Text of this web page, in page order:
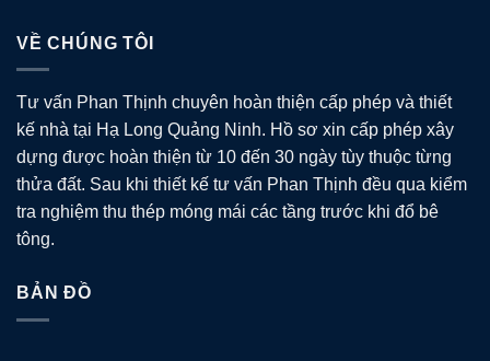
VỀ CHÚNG TÔI
Tư vấn Phan Thịnh chuyên hoàn thiện cấp phép và thiết
kế nhà tại Hạ Long Quảng Ninh. Hồ sơ xin cấp phép xây
dựng được hoàn thiện từ 10 đến 30 ngày tùy thuộc từng
thửa đất. Sau khi thiết kế tư vấn Phan Thịnh đều qua kiểm
tra nghiệm thu thép móng mái các tầng trước khi đổ bê
tông.
BẢN ĐỒ